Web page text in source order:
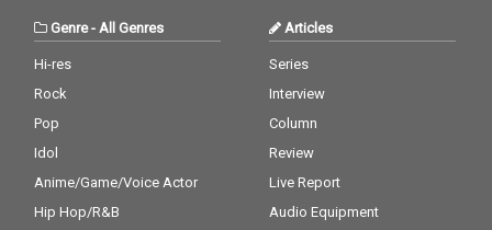
Genre- All Genres
Hi-res
Rock
Pop
Idol
Anime/Game/Voice Actor
Hip Hop/R&B
Articles
Series
Interview
Column
Review
Live Report
Audio Equipment